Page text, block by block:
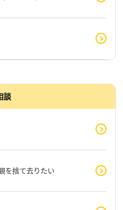
談
を捨て去りたい